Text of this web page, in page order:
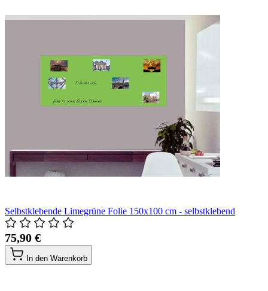
Selbstklebende Limegrüne Folie 150x100 cm - selbstklebend
75,90 €
In den Warenkorb